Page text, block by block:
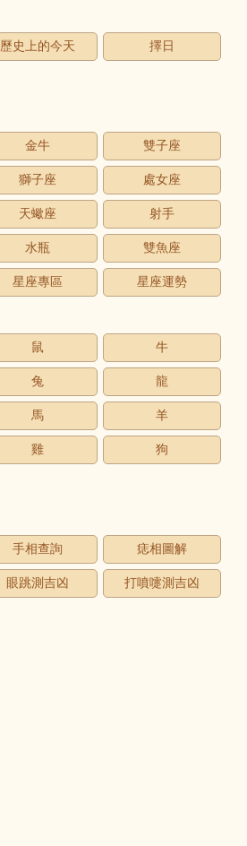
歷史上的今天 擇日
金牛 雙子座
獅子座 處女座
天蠍座 射手
水瓶 雙魚座
星座專區 星座運勢
鼠 牛
兔 龍
馬 羊
雞 狗
手相查詢 痣相圖解
眼跳測吉凶 打噴嚏測吉凶